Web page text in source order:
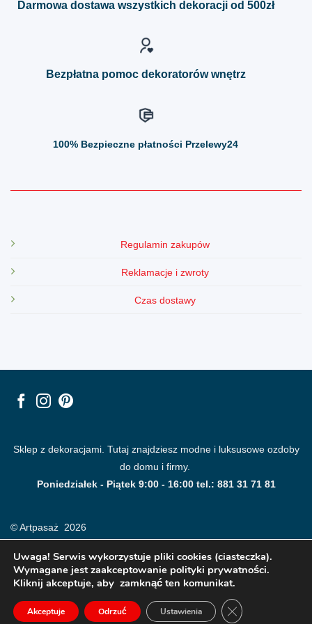
Darmowa dostawa wszystkich dekoracji od 500zł
Bezpłatna pomoc dekoratorów wnętrz
100% Bezpieczne płatności Przelewy24
Regulamin zakupów
Reklamacje i zwroty
Czas dostawy
Sklep z dekoracjami. Tutaj znajdziesz modne i luksusowe ozdoby
do domu i firmy.
Poniedziałek - Piątek 9:00 - 16:00 tel.: 881 31 71 81
© Artpasaż 2026
Modne plakaty, obrazy, fototapety i dekoracje na ściany.
Uwaga! Serwis wykorzystuje pliki cookies (ciasteczka).
Wymagane jest zaakceptowanie polityki prywatności.
Kliknij akceptuje, aby zamknąć ten komunikat.
Akceptuje Odrzuć Ustawienia ZAMKNIJ